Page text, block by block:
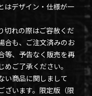
はデザイン・仕様が一
切れの際はご容赦くだ
合も、ご注文済みのお
等、予告なく販売を再
ご了承ください。
い商品に関しまして
ざいます。限定版（限